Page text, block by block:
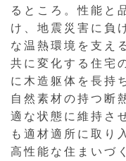
るところ。性能と
け、地震災害に負
な温熱環境を支え
共に変化する住宅
に木造躯体を長持
自然素材の持つ断
適な状態に維持さ
も適材適所に取り
高性能な住まいづ